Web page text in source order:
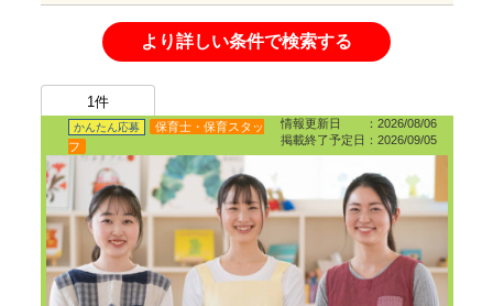
より詳しい条件で検索する
1件
情報更新日 ：2026/08/06
掲載終了予定日：2026/09/05
かんたん応募
保育士・保育スタッ
フ